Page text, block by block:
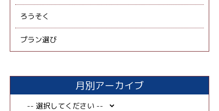
ろうそく
プラン選び
月別アーカイブ